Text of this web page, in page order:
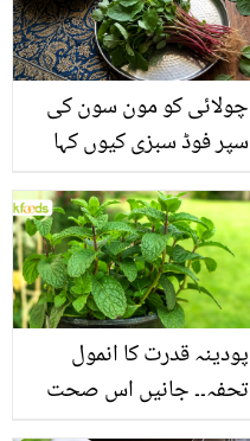
چولائی کو مون سون کی
سپر فوڈ سبزی کیوں کہا
منرلز اور اینٹی آکسیڈنٹس
سے بھرپور اس سبزی کے
فائدے
پودینہ قدرت کا انمول
تحفہ۔۔ جانیں اس صحت